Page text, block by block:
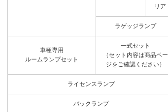
リア
ラゲッジランプ
車種専用
ルームランプセット
一式セット
（セット内容は商品ペー
ジをご確認ください）
ライセンスランプ
バックランプ